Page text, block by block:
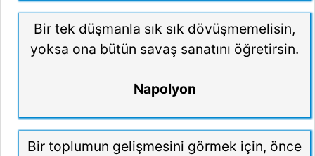
Bir tek düşmanla sık sık dövüşmemelisin,
yoksa ona bütün savaş sanatını öğretirsin.
Napolyon
Bir toplumun gelişmesini görmek için, önce